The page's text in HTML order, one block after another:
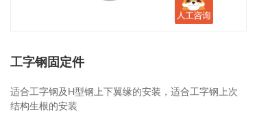
工字钢固定件
适合工字钢及H型钢上下翼缘的安装，适合工字钢上次
结构生根的安装